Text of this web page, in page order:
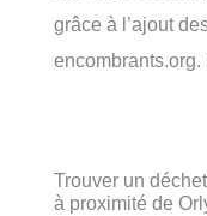
grâce à l’ajout
Trouver un
à proximité de